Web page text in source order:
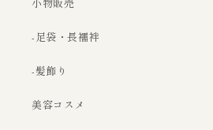
小物販売
-足袋・長襦袢
-髪飾り
美容コスメ